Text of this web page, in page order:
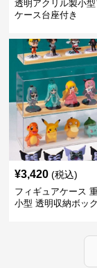
透明アクリル製小
ケース台座付き
¥3,420 (税込)
フィギュアケース
小型 透明収納ボッ